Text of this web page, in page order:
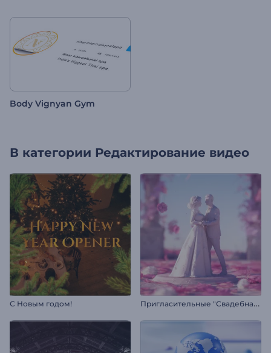
Body Vignyan Gym
В категории Редактирование видео
С Новым годом! П
ригласительные "Свадебная статуэтка"